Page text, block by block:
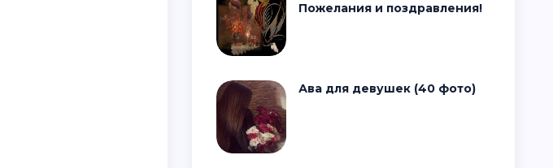
Пожелания и поздравления!
Ава для девушек (40 фото)